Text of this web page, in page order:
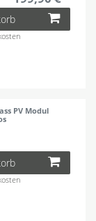
PV Modul